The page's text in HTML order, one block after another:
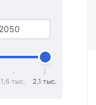
1,6 тыс. 2,1 тыс.